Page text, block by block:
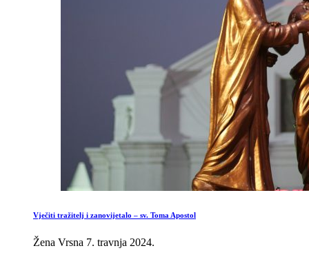
Vječiti tražitelj i zanovijetalo – sv. Toma Apostol
Žena Vrsna 7. travnja 2024.